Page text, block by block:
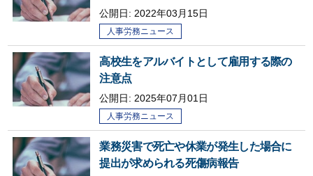
公開日: 2022年03月15日
人事労務ニュース
高校生をアルバイトとして雇用する際の
注意点
公開日: 2025年07月01日
人事労務ニュース
業務災害で死亡や休業が発生した場合に
提出が求められる死傷病報告